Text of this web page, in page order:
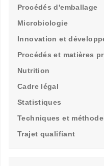
Procédés d'emballage
Microbiologie
Innovation et
Procédés et matières
Nutrition
Cadre légal
Statistiques
Techniques et
Trajet qualifiant